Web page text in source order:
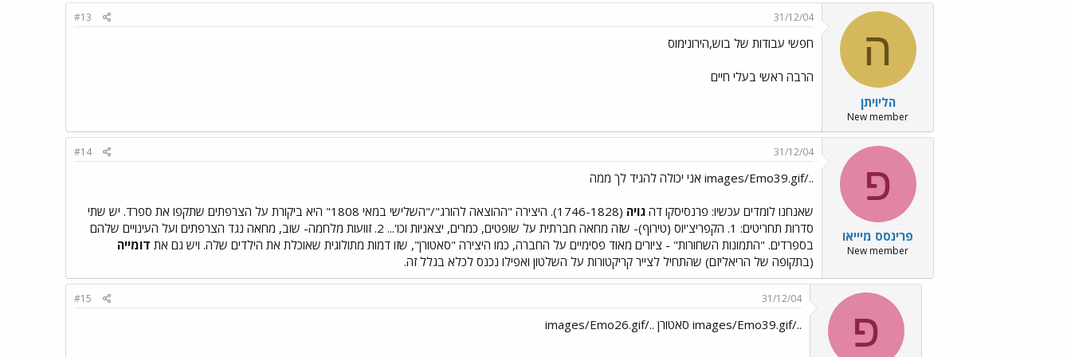
ה
הליויתן
New member
31/12/04
#13
חפשי עבודות של בוש,הירונימוס
הרבה ראשי בעלי חיים
פ
פרינסס מיייאו
New member
31/12/04
#14
../images/Emo39.gif אני יכולה להגיד לך ממה
שאנחנו לומדים עכשיו: פרנסיסקו דה גויה
(1746-1828). היצירה "ההוצאה להורג"/"השלישי במאי 1808" היא ביקורת על הצרפתים שתקפו את ספרד. יש שתי
סדרות תחריטים: 1. הקפריצ'יוס (טירוף)- שזה מחאה חברתית על שופטים, כמרים, יצאניות וכו'... 2. זוועות מלחמה- שוב, מחאה נגד הצרפתים ועל העינויים שלהם
בספרדים. "התמונות השחורות" - ציורים מאוד פסימיים על החברה, כמו היצירה "סאטורן", שזו דמות מתולוגית שאוכלת את הילדים שלה. ויש גם את דומייה
(בתקופה של הריאליזם) שהתחיל לצייר קריקטורות על השלטון ואפילו נכנס לכלא בגלל זה.
פ
31/12/04
#15
../images/Emo39.gif סאטורן ../images/Emo26.gif